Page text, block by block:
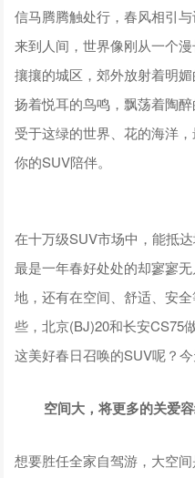
信马腾腾触处行，春风相引
来到人间，世界像刚从一个
攘攘的城区，郊外放射着明
扬着悦耳的鸟鸣，飘荡着陶
受于这绿的世界、花的海洋
你的SUV陪伴。
在十万级SUV市场中，能抵
最是一年春好处处的却寥寥
地，还有在空间、舒适、安
些，北京(BJ)20和长安CS75
这美好春日召唤的SUV呢？今
空间大，将更多的关爱容
想要胜任全家自驾游，大空